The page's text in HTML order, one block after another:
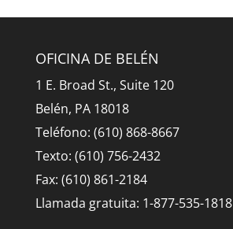
OFICINA DE BELÉN
1 E. Broad St., Suite 120
Belén, PA 18018
Teléfono: (610) 868-8667
Texto: (610) 756-2432
Fax: (610) 861-2184
Llamada gratuita: 1-877-535-1818